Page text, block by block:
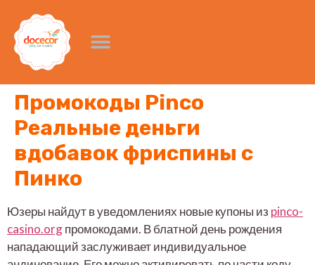
Промокоды Pinco
Реальные деньги
вдобавок фриспины с
Пинко
Юзеры найдут в уведомлениях новые купоны из pinco-
casino.orgпромокодами. В блатной день рождения
нападающий заслуживает индивидуальное